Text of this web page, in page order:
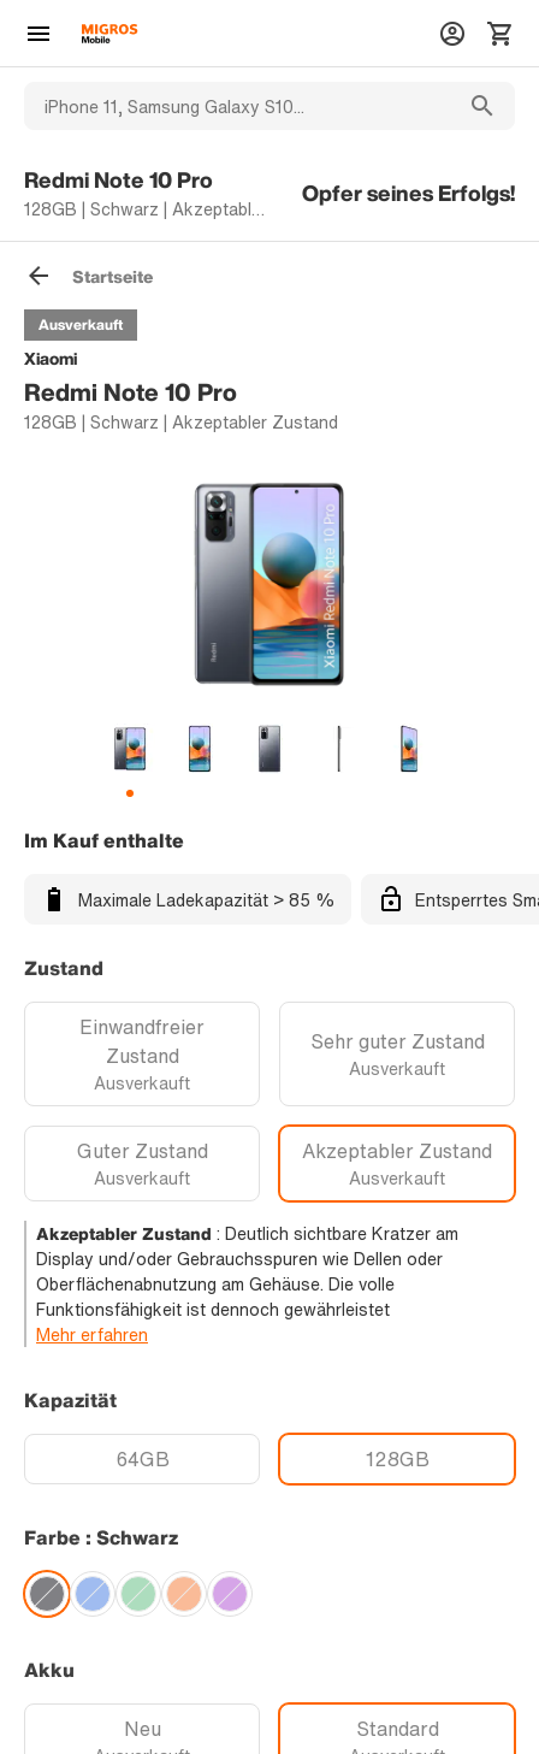
Redmi Note 10 Pro
128GB | Schwarz | Akzeptabler Zustand
Opfer seines Erfolgs!
Startseite
Xiaomi
Redmi Note 10 Pro
128GB | Schwarz | Akzeptabler Zustand
Ausverkauft
Im Kauf enthalte
Maximale Ladekapazität > 85 % Entsperrtes
Zustand
Einwandfreier
Zustand
Ausverkauft
Sehr guter Zustand
Ausverkauft
Guter Zustand
Ausverkauft
Akzeptabler Zustand
Ausverkauft
Akzeptabler Zustand : Deutlich sichtbare Kratzer am
Display und/oder Gebrauchsspuren wie Dellen oder
Oberflächenabnutzung am Gehäuse. Die volle
Funktionsfähigkeit ist dennoch gewährleistet
Mehr erfahren
Kapazität
64GB 128GB
Farbe : Schwarz
Akku
Neu Standard